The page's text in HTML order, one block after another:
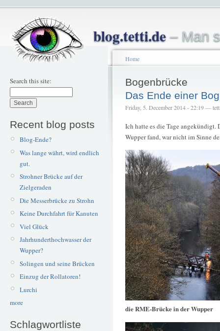
blog.tetti.de– Man
Search this site:
Recent blog posts
Blog-Ende?
Was lange währt, wird endlich
gut.
Strohner Brücke auf der
Zielgeraden
Die Messerbrücke zu Strohn
Keine Durchfahrt für Kanuten
Viel Glück
Jahrhunderthochwasser der
Wupper?
Solingen und seine Brücken
Einzug der Rollatoren!
Lurchi
more
Schlagwortliste
Home
Bogenbrücke
Das Ende einer
Friday, 5. December 2014 - 22:19 —
Ich hatte es die Tage angekündigt.
Wupper fand, war nicht im Sinne
die RME-Brücke in der Wupper